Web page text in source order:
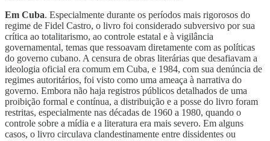
Em Cuba. Especialmente durante os períodos mais rigorosos do
regime de Fidel Castro, o livro foi considerado subversivo por sua
crítica ao totalitarismo, ao controle estatal e à vigilância
governamental, temas que ressoavam diretamente com as políticas
do governo cubano. A censura de obras literárias que desafiavam a
ideologia oficial era comum em Cuba, e 1984, com sua denúncia de
regimes autoritários, foi visto como uma ameaça à narrativa do
governo. Embora não haja registros públicos detalhados de uma
proibição formal e contínua, a distribuição e a posse do livro foram
restritas, especialmente nas décadas de 1960 a 1980, quando o
controle sobre a mídia e a literatura era mais severo. Em alguns
casos, o livro circulava clandestinamente entre dissidentes ou